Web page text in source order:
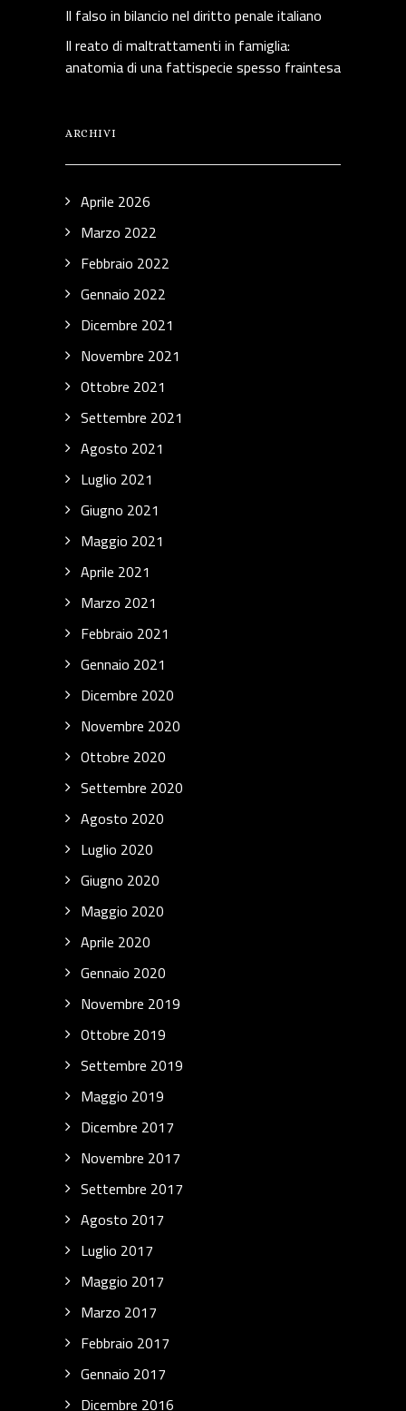
Il falso in bilancio nel diritto penale italiano
Il reato di maltrattamenti in famiglia:
anatomia di una fattispecie spesso fraintesa
ARCHIVI
Aprile 2026
Marzo 2022
Febbraio 2022
Gennaio 2022
Dicembre 2021
Novembre 2021
Ottobre 2021
Settembre 2021
Agosto 2021
Luglio 2021
Giugno 2021
Maggio 2021
Aprile 2021
Marzo 2021
Febbraio 2021
Gennaio 2021
Dicembre 2020
Novembre 2020
Ottobre 2020
Settembre 2020
Agosto 2020
Luglio 2020
Giugno 2020
Maggio 2020
Aprile 2020
Gennaio 2020
Novembre 2019
Ottobre 2019
Settembre 2019
Maggio 2019
Dicembre 2017
Novembre 2017
Settembre 2017
Agosto 2017
Luglio 2017
Maggio 2017
Marzo 2017
Febbraio 2017
Gennaio 2017
Dicembre 2016